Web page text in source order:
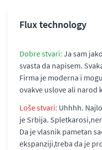
Flux technology
Dobre stvari: Ja sam
svasta da napisem.
Firma je moderna i
ovakve uslove ali narod
Loše stvari: Uhhhh.
je Srbija.
Da je vlasnik pametan
ekspanziji,treba da je